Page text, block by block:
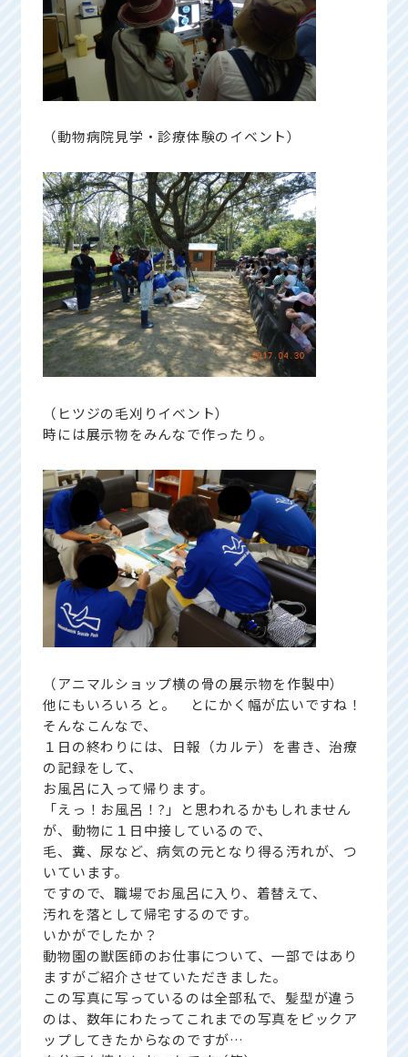
（動物病院見学・診療体験のイベント）
（ヒツジの毛刈りイベント）
時には展示物をみんなで作ったり。
（アニマルショップ横の骨の展示物を作製中）
他にもいろいろ と。 とにかく幅が広いですね！
そんなこんなで、
１日の終わりには、日報（カルテ）を書き、治療
の記録をして、
お風呂に入って帰ります。
「えっ！お風呂！?」と思われるかもしれません
が、動物に１日中接しているので、
毛、糞、尿など、病気の元となり得る汚れが、つ
いています。
ですので、職場でお風呂に入り、着替えて、
汚れを落として帰宅するのです。
いかがでしたか？
動物園の獣医師のお仕事について、一部ではあり
ますがご紹介させていただきました。
この写真に写っているのは全部私で、髪型が違う
のは、数年にわたってこれまでの写真をピックア
ップしてきたからなのですが…